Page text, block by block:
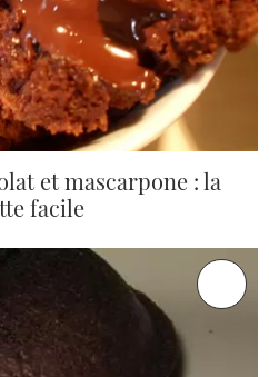
et mascarpone : la
facile